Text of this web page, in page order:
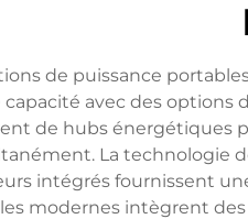
de puissance
capacité avec des options
de hubs énergétiques
La technologie
intégrés fournissent
modernes intègrent